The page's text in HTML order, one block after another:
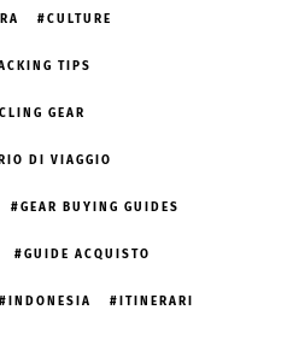
CULTURE
TIPS
GEAR
DI VIAGGIO
GEAR BUYING GUIDES
GUIDE ACQUISTO
INDONESIA ITINERARI